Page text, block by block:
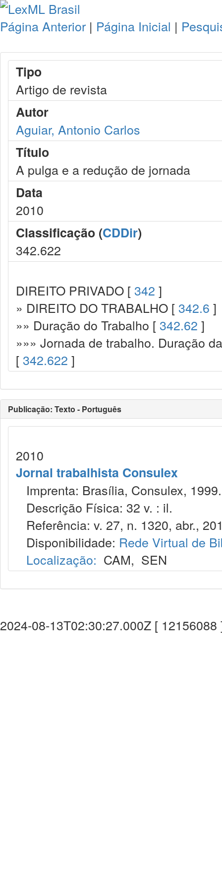
Página Anterior | Página Inicial |
Tipo
Artigo de revista
Autor
Aguiar, Antonio Carlos
Título
A pulga e a redução de jornada
Data
2010
Classificação (CDDir)
342.622
DIREITO PRIVADO [ 342 ]
» DIREITO DO TRABALHO [ 342.6 ]
»» Duração do Trabalho [ 342.62 ]
»»» Jornada de trabalho. Duração
[ 342.622 ]
Publicação: Texto - Português
2010
Jornal trabalhista Consulex
Imprenta: Brasília, Consulex, 1999.
Descrição Física: 32 v. : il.
Referência: v. 27, n. 1320, abr.,
Disponibilidade: Rede Virtual de
Localização: CAM, SEN
2024-08-13T02:30:27.000Z [ 12156088